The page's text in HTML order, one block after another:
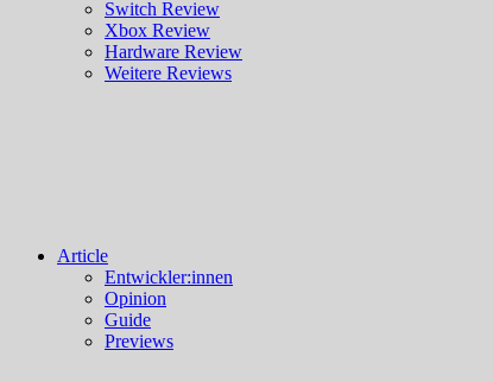
Switch Review
Xbox Review
Hardware Review
Weitere Reviews
Article
Entwickler:innen
Opinion
Guide
Previews